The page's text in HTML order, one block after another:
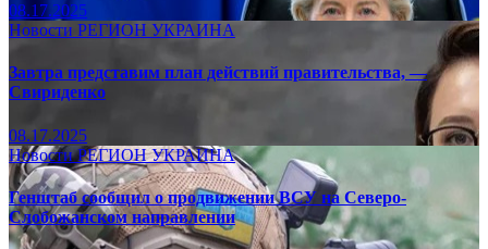
08.17.2025
Новости РЕГИОН УКРАИНА
Завтра представим план действий правительства, —
Свириденко
08.17.2025
НовостиРЕГИОНУКРАИНА
Генштаб сообщил о продвижении ВСУ на Северо-
Слобожанском направлении